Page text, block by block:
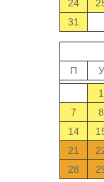
24
31
П
У
1
7
8
14
21
28